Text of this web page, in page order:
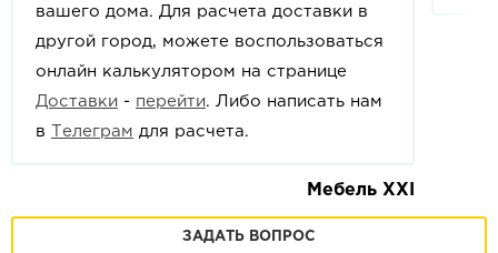
вашего дома. Для расчета доставки в
другой город, можете воспользоваться
онлайн калькулятором на странице
Доставки - перейти. Либо написать нам
в Телеграм для расчета.
Мебель XXI
ЗАДАТЬ ВОПРОС